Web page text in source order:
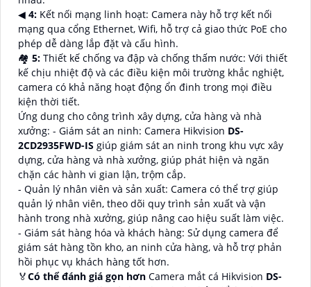
◀ 4: Kết nối mạng linh hoạt: Camera này hỗ trợ kết nối
mạng qua cổng Ethernet, Wifi, hỗ trợ cả giao thức PoE cho
phép dễ dàng lắp đặt và cấu hình.
🏘 5: Thiết kế chống va đập và chống thấm nước: Với thiết
kế chịu nhiệt độ và các điều kiện môi trường khắc nghiệt,
camera có khả năng hoạt động ổn đinh trong mọi điều
kiện thời tiết.
Ứng dung cho công trình xây dựng, cửa hàng và nhà
xưởng: - Giám sát an ninh: Camera Hikvision DS-
2CD2935FWD-IS giúp giám sát an ninh trong khu vực xây
dựng, cửa hàng và nhà xưởng, giúp phát hiện và ngăn
chặn các hành vi gian lận, trộm cắp.
- Quản lý nhân viên và sản xuất: Camera có thể trợ giúp
quản lý nhân viên, theo dõi quy trình sản xuất và vận
hành trong nhà xưởng, giúp nâng cao hiệu suất làm việc.
- Giám sát hàng hóa và khách hàng: Sử dụng camera để
giám sát hàng tồn kho, an ninh cửa hàng, và hỗ trợ phản
hồi phục vụ khách hàng tốt hơn.
️🏅Có thể đánh giá gọn hơn Camera mắt cá Hikvision DS-